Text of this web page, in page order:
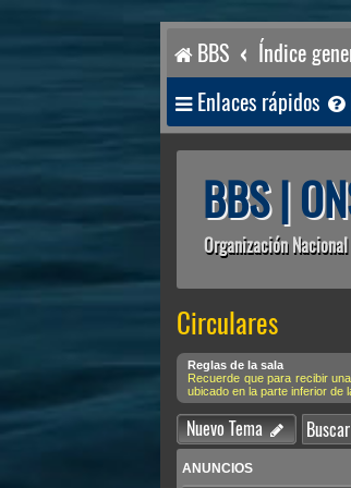
BBS Índice
Enlaces rápidos
BBS |
Organización
Circulares
Reglas de la sala
Recuerde que para recibir
ubicado en la parte inferior de
Nuevo Tema
ANUNCIOS